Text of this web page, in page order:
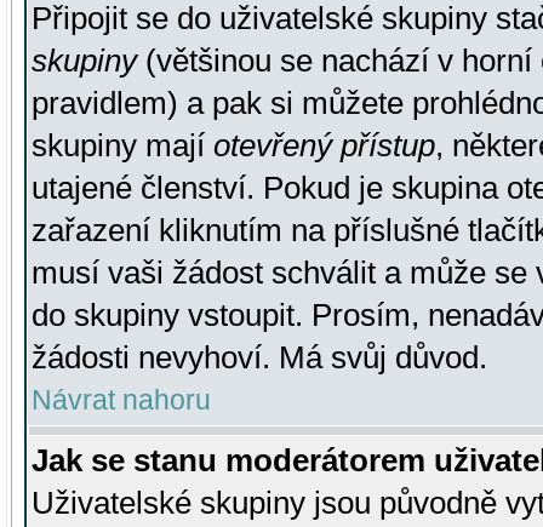
Připojit se do uživatelské skupiny
skupiny(většinou se nachází v horní
pravidlem) a pak si můžete
skupiny mají otevřený přístup,
utajené členství. Pokud je skupina
zařazení kliknutím na příslušné
musí vaši žádost schválit a může se
do skupiny vstoupit. Prosím,
žádosti nevyhoví. Má svůj důvod.
Návrat nahoru
Jak se stanu moderátorem
Uživatelské skupiny jsou původně